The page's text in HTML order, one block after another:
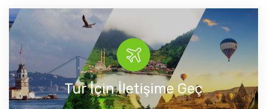
Tur İçin İletişime Geç